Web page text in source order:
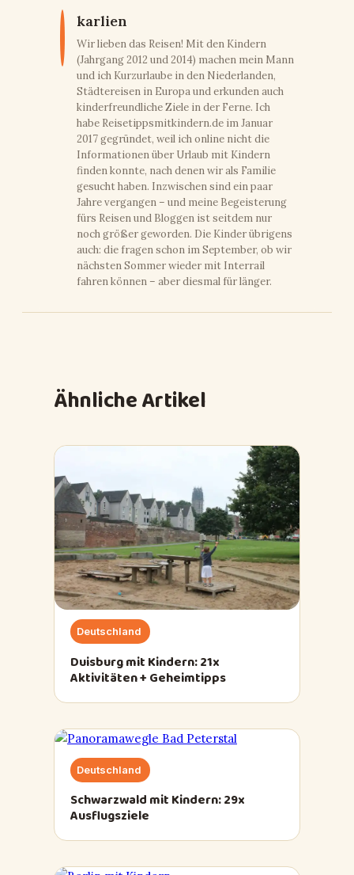
karlien
Wir lieben das Reisen! Mit den Kindern
(Jahrgang 2012 und 2014) machen mein Mann
und ich Kurzurlaube in den Niederlanden,
Städtereisen in Europa und erkunden auch
kinderfreundliche Ziele in der Ferne. Ich
habe Reisetippsmitkindern.de im Januar
2017 gegründet, weil ich online nicht die
Informationen über Urlaub mit Kindern
finden konnte, nach denen wir als Familie
gesucht haben. Inzwischen sind ein paar
Jahre vergangen – und meine Begeisterung
fürs Reisen und Bloggen ist seitdem nur
noch größer geworden. Die Kinder übrigens
auch: die fragen schon im September, ob wir
nächsten Sommer wieder mit Interrail
fahren können – aber diesmal für länger.
Ähnliche Artikel
Deutschland
Duisburg mit Kindern: 21x
Aktivitäten + Geheimtipps
Deutschland
Schwarzwald mit Kindern: 29x
Ausflugsziele